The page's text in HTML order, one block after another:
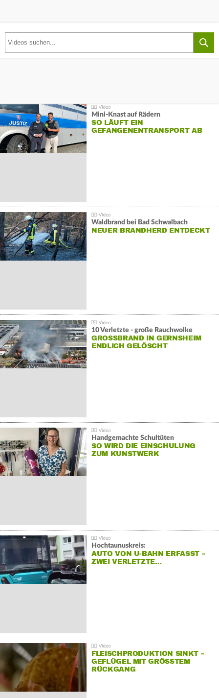
Mini-Knast auf Rädern
SO LÄUFT EIN
GEFANGENENTRANSPORT AB
Waldbrand bei Bad Schwalbach
NEUER BRANDHERD ENTDECKT
10 Verletzte - große Rauchwolke
GROSSBRAND IN GERNSHEIM E
NDLICH GELÖSCHT
Handgemachte Schultüten
SO WIRD DIE EINSCHULUNG
ZUM KUNSTWERK
Hochtaunuskreis:
AUTO VON U-BAHN ERFASST –
ZWEI VERLETZTE…
FLEISCHPRODUKTION SINKT –
GEFLÜGEL MIT GRÖSSTEM R
ÜCKGANG